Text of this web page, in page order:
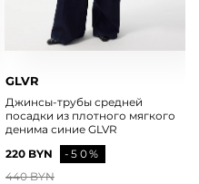
GLVR
Джинсы-трубы средней
посадки из плотного мягкого
денима синие GLVR
220 BYN
-50%
440 BYN